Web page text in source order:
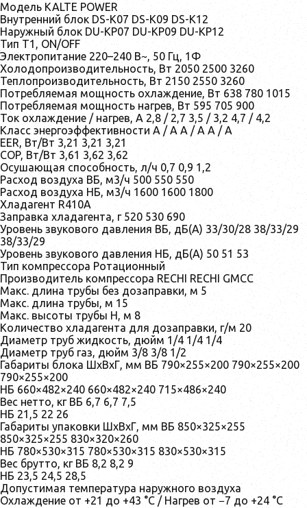
Модель KALTE POWER
Внутренний блок DS-K07 DS-K09 DS-K12
Наружный блок DU-KP07 DU-KP09 DU-KP12
Тип T1, ON/OFF
Электропитание 220–240 В~, 50 Гц, 1Ф
Холодопроизводительность, Вт 2050 2500 3260
Теплопроизводительность, Вт 2150 2550 3260
Потребляемая мощность охлаждение, Вт 638 780 1015
Потребляемая мощность нагрев, Вт 595 705 900
Ток охлаждение / нагрев, А 2,8 / 2,7 3,5 / 3,2 4,7 / 4,2
Класс энергоэффективности A / A A / A A / A
EER, Вт/Вт 3,21 3,21 3,21
COP, Вт/Вт 3,61 3,62 3,62
Осушающая способность, л/ч 0,7 0,9 1,2
Расход воздуха ВБ, м3/ч 500 550 550
Расход воздуха НБ, м3/ч 1600 1600 1800
Хладагент R410A
Заправка хладагента, г 520 530 690
Уровень звукового давления ВБ, дБ(А) 33/30/28 38/33/29
38/33/29
Уровень звукового давления НБ, дБ(А) 50 51 53
Тип компрессора Ротационный
Производитель компрессора RECHI RECHI GMCC
Макс. длина трубы без дозаправки, м 5
Макс. длина трубы, м 15
Макс. высоты трубы H, м 8
Количество хладагента для дозаправки, г/м 20
Диаметр труб жидкость, дюйм 1/4 1/4 1/4
Диаметр труб газ, дюйм 3/8 3/8 1/2
Габариты блока ШхВхГ, мм ВБ 790×255×200 790×255×200
790×255×200
НБ 660×482×240 660×482×240 715×486×240
Вес нетто, кг ВБ 6,7 6,7 7,5
НБ 21,5 22 26
Габариты упаковки ШхВхГ, мм ВБ 850×325×255
850×325×255 830×320×260
НБ 780×530×315 780×530×315 830×530×315
Вес брутто, кг ВБ 8,2 8,2 9
НБ 23,5 24,5 28,5
Допустимая температура наружного воздуха
Охлаждение от +21 до +43 °C / Нагрев от −7 до +24 °C